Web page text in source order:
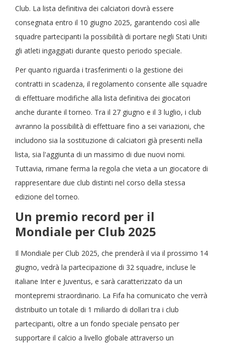
Club. La lista definitiva dei calciatori dovrà essere
consegnata entro il 10 giugno 2025, garantendo così alle
squadre partecipanti la possibilità di portare negli Stati Uniti
gli atleti ingaggiati durante questo periodo speciale.
Per quanto riguarda i trasferimenti o la gestione dei
contratti in scadenza, il regolamento consente alle squadre
di effettuare modifiche alla lista definitiva dei giocatori
anche durante il torneo. Tra il 27 giugno e il 3 luglio, i club
avranno la possibilità di effettuare fino a sei variazioni, che
includono sia la sostituzione di calciatori già presenti nella
lista, sia l'aggiunta di un massimo di due nuovi nomi.
Tuttavia, rimane ferma la regola che vieta a un giocatore di
rappresentare due club distinti nel corso della stessa
edizione del torneo.
Un premio record per il
Mondiale per Club 2025
Il Mondiale per Club 2025, che prenderà il via il prossimo 14
giugno, vedrà la partecipazione di 32 squadre, incluse le
italiane Inter e Juventus, e sarà caratterizzato da un
montepremi straordinario. La Fifa ha comunicato che verrà
distribuito un totale di 1 miliardo di dollari tra i club
partecipanti, oltre a un fondo speciale pensato per
supportare il calcio a livello globale attraverso un